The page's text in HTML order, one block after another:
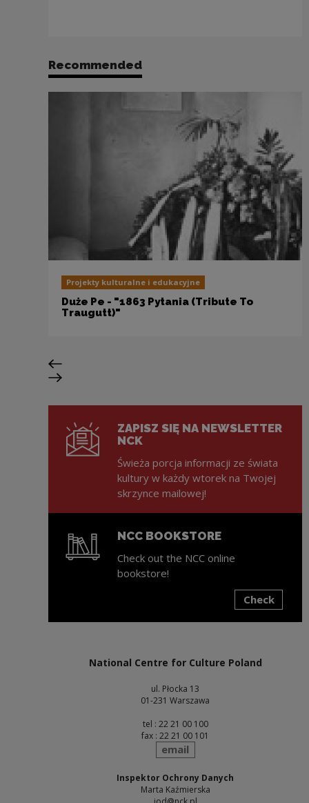
Recommended
Projekty kulturalne i edukacyjne
Duże Pe - "1863 Pytania (Tribute To
Traugutt)"
Previous slide
Next slide
ZAPISZ SIĘ NA NEWSLETTER
NCK
Świeża porcja informacji ze świata
kultury w każdy wtorek na Twojej
skrzynce mailowej!
NCC BOOKSTORE
Check out the NCC online
bookstore!
Check
National Centre for Culture Poland
ul. Płocka 13
01-231 Warszawa
tel : 22 21 00 100
fax : 22 21 00 101
send
email
Inspektor Ochrony Danych
Marta Kaźmierska